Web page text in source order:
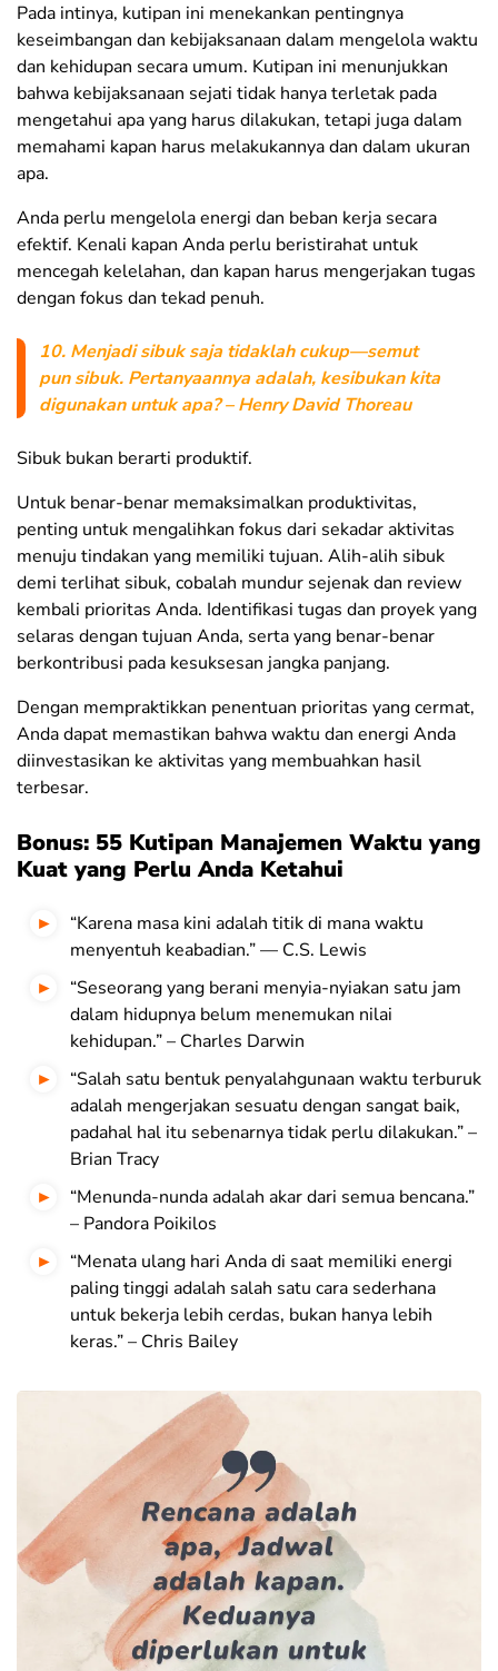
Pada intinya, kutipan ini menekankan pentingnya
keseimbangan dan kebijaksanaan dalam mengelola waktu
dan kehidupan secara umum. Kutipan ini menunjukkan
bahwa kebijaksanaan sejati tidak hanya terletak pada
mengetahui apa yang harus dilakukan, tetapi juga dalam
memahami kapan harus melakukannya dan dalam ukuran
apa.
Anda perlu mengelola energi dan beban kerja secara
efektif. Kenali kapan Anda perlu beristirahat untuk
mencegah kelelahan, dan kapan harus mengerjakan tugas
dengan fokus dan tekad penuh.
10. Menjadi sibuk saja tidaklah cukup—semut
pun sibuk. Pertanyaannya adalah, kesibukan kita
digunakan untuk apa? – Henry David Thoreau
Sibuk bukan berarti produktif.
Untuk benar-benar memaksimalkan produktivitas,
penting untuk mengalihkan fokus dari sekadar aktivitas
menuju tindakan yang memiliki tujuan. Alih-alih sibuk
demi terlihat sibuk, cobalah mundur sejenak dan review
kembali prioritas Anda. Identifikasi tugas dan proyek yang
selaras dengan tujuan Anda, serta yang benar-benar
berkontribusi pada kesuksesan jangka panjang.
Dengan mempraktikkan penentuan prioritas yang cermat,
Anda dapat memastikan bahwa waktu dan energi Anda
diinvestasikan ke aktivitas yang membuahkan hasil
terbesar.
Bonus: 55 Kutipan Manajemen Waktu yang
Kuat yang Perlu Anda Ketahui
“Karena masa kini adalah titik di mana waktu
menyentuh keabadian.” — C.S. Lewis
“Seseorang yang berani menyia-nyiakan satu jam
dalam hidupnya belum menemukan nilai
kehidupan.” – Charles Darwin
“Salah satu bentuk penyalahgunaan waktu terburuk
adalah mengerjakan sesuatu dengan sangat baik,
padahal hal itu sebenarnya tidak perlu dilakukan.” –
Brian Tracy
“Menunda-nunda adalah akar dari semua bencana.”
– Pandora Poikilos
“Menata ulang hari Anda di saat memiliki energi
paling tinggi adalah salah satu cara sederhana
untuk bekerja lebih cerdas, bukan hanya lebih
keras.” – Chris Bailey